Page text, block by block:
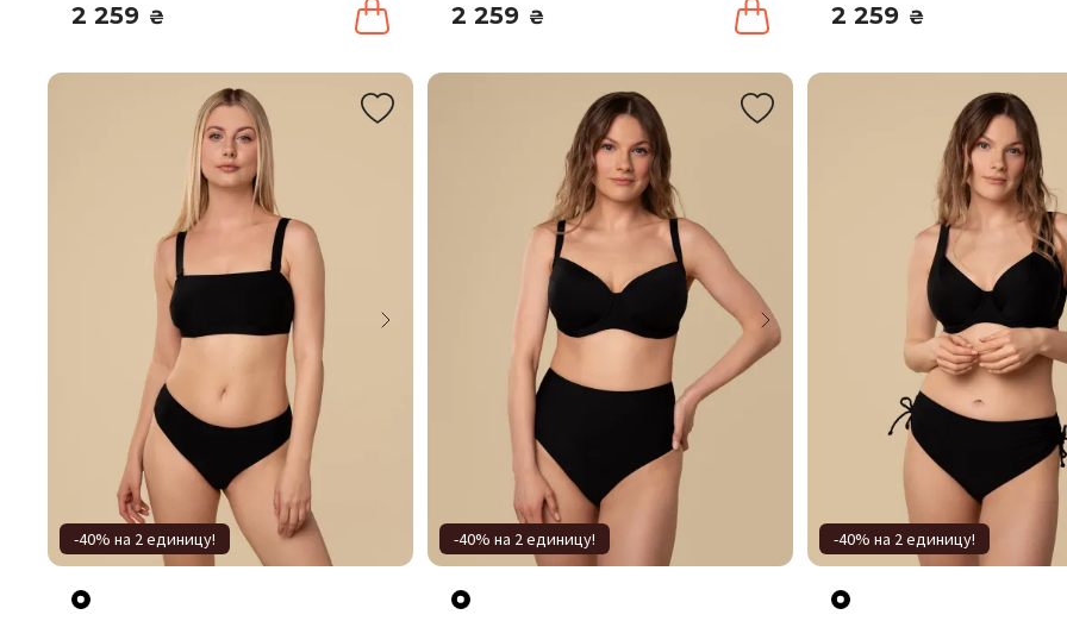
2 259 ₴ 2 259 ₴ 2 259 ₴
-40% на 2 единицу! -40% на 2 единицу! -40% на 2 единицу!